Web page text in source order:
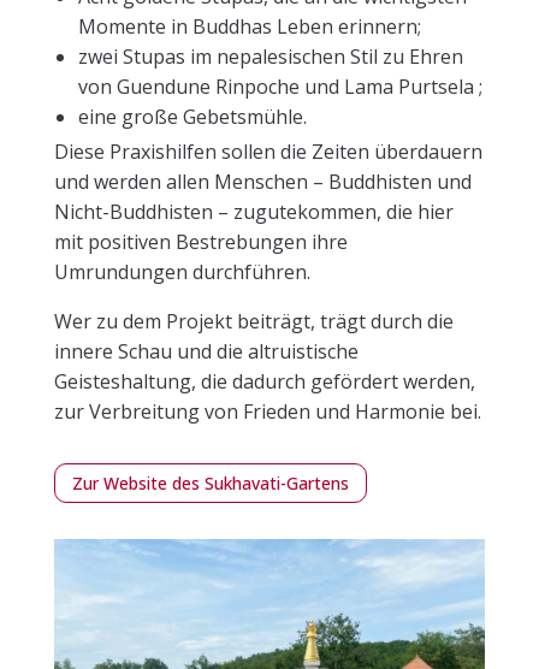
Momente in Buddhas Leben erinnern;
zwei Stupas im nepalesischen Stil zu Ehren
von Guendune Rinpoche und Lama Purtsela ;
eine große Gebetsmühle.
Diese Praxishilfen sollen die Zeiten überdauern
und werden allen Menschen – Buddhisten und
Nicht-Buddhisten – zugutekommen, die hier
mit positiven Bestrebungen ihre
Umrundungen durchführen.
Wer zu dem Projekt beiträgt, trägt durch die
innere Schau und die altruistische
Geisteshaltung, die dadurch gefördert werden,
zur Verbreitung von Frieden und Harmonie bei.
Zur Website des Sukhavati-Gartens